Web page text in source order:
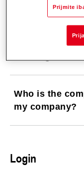
Request Login
What is a
Who is the
my company?
Login
Prijmite